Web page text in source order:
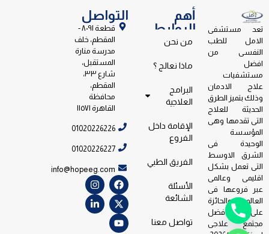
تعد مستشفى
الامل للطب
النفسى من
افضل
مستشفيات
علاج الادمان
وذلك بتميز الطرق
الحديثة للعلاج
التى تقدمها وهى
المؤسسة
الوحيدة فى
الشرق الاوسط
التى تعمل بشكل
اقليمى وعالمى
عبر فروعها فى
العالم والحائزة
على جائزة افضل
مجتمع علاجى
أهم
الروابط
من نحن
ماذا نعالج ؟
البرامج
العلاجية
الإقامة داخل
الفروع
الفريق الطبي
الأسئلة
الشائعة
تواصل معنا
التواصل
قطعة ٨٠٩١ -
المقطم، خلف
مدرسة منارة
المستقبل،
شارع ٣٣،
المقطم،
محافظة
القاهرة ١١٥٧١
01020226226
01020226227
info@hopeeg.com